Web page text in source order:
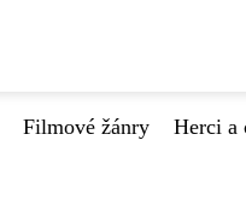
Filmové žánry Herci a